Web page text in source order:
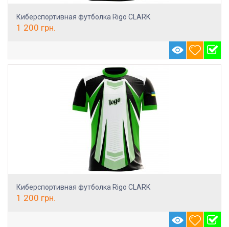
Киберспортивная футболка Rigo CLARK
1 200 грн.
Киберспортивная футболка Rigo CLARK
1 200 грн.